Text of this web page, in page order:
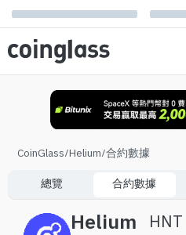
CoinGlass/Helium/合約數據
總覽 合約數據
Helium HNT